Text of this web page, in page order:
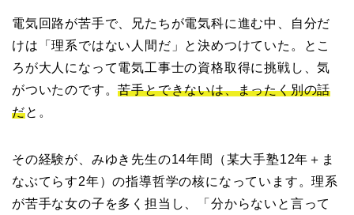
電気回路が苦手で、兄たちが電気科に進む中、自分だ
けは「理系ではない人間だ」と決めつけていた。とこ
ろが大人になって電気工事士の資格取得に挑戦し、気
がついたのです。苦手とできないは、まったく別の話
だと。
その経験が、みゆき先生の14年間（某大手塾12年＋ま
なぶてらす2年）の指導哲学の核になっています。理系
が苦手な女の子を多く担当し、「分からないと言って